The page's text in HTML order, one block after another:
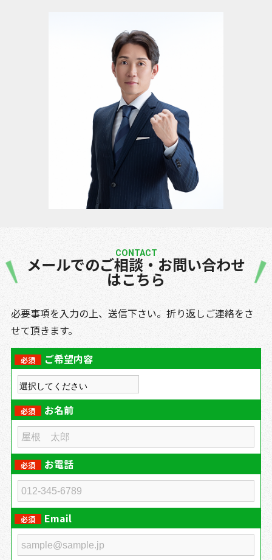
メールでのご相談・お問い合わせ
はこちら
CONTACT
必要事項を入力の上、送信下さい。折り返しご連絡をさ
せて頂きます。
必須 ご希望内容
必須 お名前
必須 お電話
必須 Email